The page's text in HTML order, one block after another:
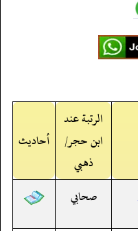
الرتبة عند
ابن حجر/
ذهبي
أحاديث
صحابي